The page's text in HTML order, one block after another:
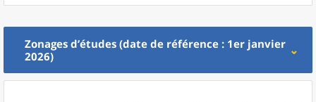
Zonages d’études (date de référence : 1er janvier
2026)